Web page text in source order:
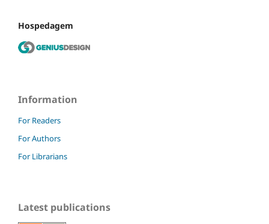
Hospedagem
Information
For Readers
For Authors
For Librarians
Latest publications